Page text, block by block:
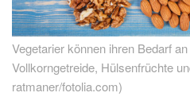
Vegetarier können ihren Bedarf
Vollkorngetreide, Hülsenfrüchte
ratmaner/fotolia.com)